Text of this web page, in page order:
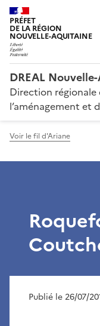
PRÉFET
DE LA RÉGION
NOUVELLE-AQUITAINE
DREAL
Direction régionale
l’aménagement et
Voir le fil d'Ariane
Publié le 26/07/